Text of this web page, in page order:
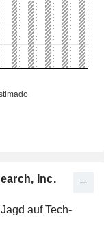
Inc.
auf Tech-